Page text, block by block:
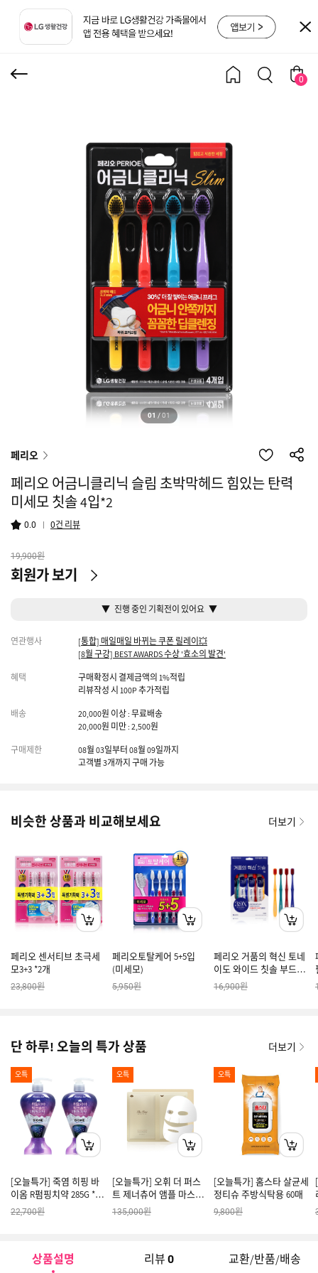
0
림 초박막헤드 힘있는 탄
력 미세모 칫솔 4입*2
01 /01
페리오
페리오 어금니클리닉 슬림 초박막헤드 힘있는 탄력
미세모 칫솔 4입*2
0.0 0건 리뷰
19,900원
회원가 보기
▼ 진행 중인 기획전이 있어요 ▼
연관행사
[통합] 매일매일 바뀌는 쿠폰 릴레이💥
[8월 구강] BEST AWARDS 수상 '효소의 발견'
혜택
구매확정시 결제금액의 1%적립
리뷰작성 시 100P 추가적립
배송
20,000원 이상 : 무료배송
20,000원 미만 : 2,500원
구매제한
08월 03일부터 08월 09일까지
고객별 3개까지 구매 가능
비슷한 상품과 비교해보세요 더보기
페리오 센서티브 초극세
모3+3 *2개
23,800원
페리오토탈케어 5+5입
(미세모)
5,950원
페리오 거품의 혁신 토네
이도 와이드 칫솔 부드러
운 미세모 4개입
16,900원
단 하루! 오늘의 특가 상품 더보기
오특
[오늘특가] 죽염 히핑 바
이옴 R펌핑치약 285G *2
개
22,700원
오특
[오늘특가] 오휘 더 퍼스
트 제너츄어 앰플 마스크
기획세트
135,000원
오특
[오늘특가] 홈스타 살균세
정티슈 주방식탁용 60매
9,800원
상품설명 리뷰 0 교환/반품/배송